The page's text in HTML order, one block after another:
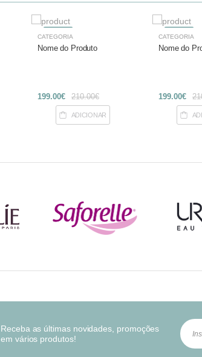
CATEGORIA
Nome do Produto
199.00€ 210.00€
ADICIONAR
CATEGORIA
Nome do
199.00€
Receba as últimas novidades, promoções
em vários produtos!